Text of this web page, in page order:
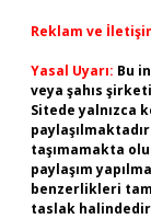
Reklam ve
Yasal Uyarı: Bu
veya şahıs
Sitede yalnızca
taşımamakta
paylaşım
benzerlikleri
taslak